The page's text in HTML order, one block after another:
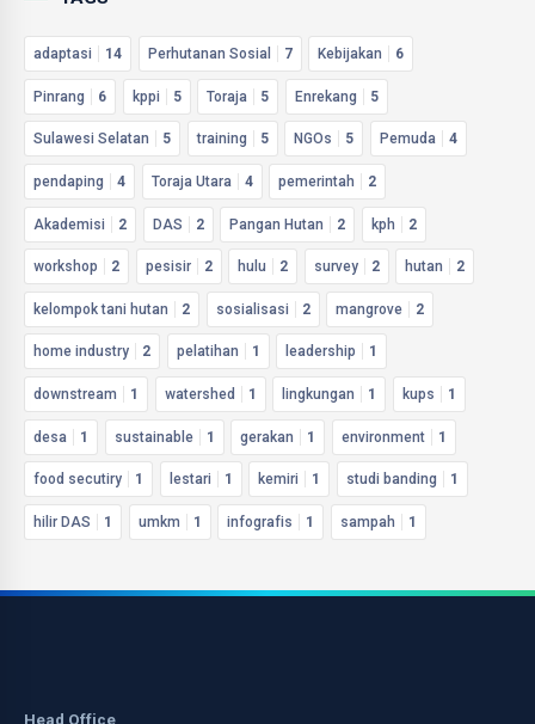
adaptasi 14 Perhutanan Sosial 7 Kebijakan 6
Pinrang 6 kppi 5 Toraja 5 Enrekang 5
Sulawesi Selatan 5 training 5 NGOs 5 Pemuda 4
pendaping 4 Toraja Utara 4 pemerintah 2
Akademisi 2 DAS 2 Pangan Hutan 2 kph 2
workshop 2 pesisir 2 hulu 2 survey 2 hutan 2
kelompok tani hutan 2 sosialisasi 2 mangrove 2
home industry 2 pelatihan 1 leadership 1
downstream 1 watershed 1 lingkungan 1 kups 1
desa 1 sustainable 1 gerakan 1 environment 1
food secutiry 1 lestari 1 kemiri 1 studi banding 1
hilir DAS 1 umkm 1 infografis 1 sampah 1
Head Office